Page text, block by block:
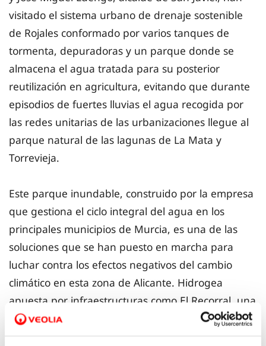
visitado el sistema urbano de drenaje sostenible
de Rojales conformado por varios tanques de
tormenta, depuradoras y un parque donde se
almacena el agua tratada para su posterior
reutilización en agricultura, evitando que durante
episodios de fuertes lluvias el agua recogida por
las redes unitarias de las urbanizaciones llegue al
parque natural de las lagunas de La Mata y
Torrevieja.
Este parque inundable, construido por la empresa
que gestiona el ciclo integral del agua en los
principales municipios de Murcia, es una de las
soluciones que se han puesto en marcha para
luchar contra los efectos negativos del cambio
climático en esta zona de Alicante. Hidrogea
apuesta por infraestructuras como El Recorral, una
solución basada en la naturaleza, ya que protege
el ecosistema de la zona creando un nuevo